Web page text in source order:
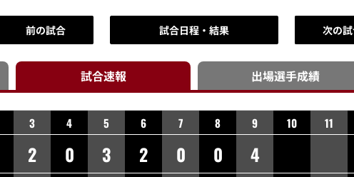
前の試合 試合日程・結果 次の
試合速報 出場選手成績
3 4 5 6 7 8 9 10 11
2 0 3 2 0 0
4